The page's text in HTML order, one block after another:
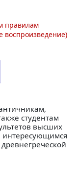
правилам
воспроизведение)
студентам
высших
интересующимся